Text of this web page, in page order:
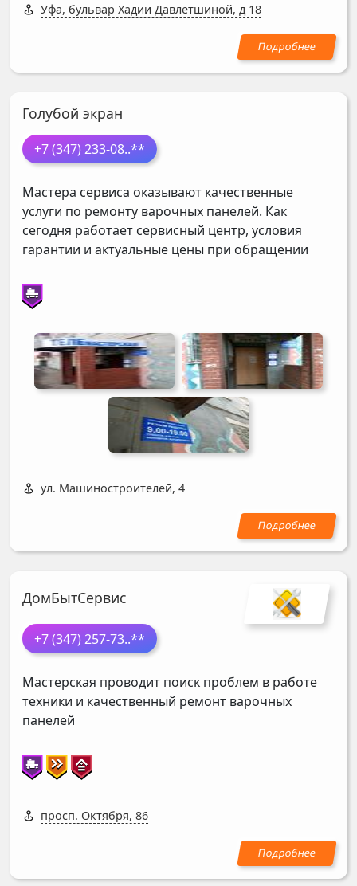
Уфа, бульвар Хадии Давлетшиной, д 18
Голубой экран
+7 (347) 233-08..**
Мастера сервиса оказывают качественные
услуги по ремонту варочных панелей. Как
сегодня работает сервисный центр, условия
гарантии и актуальные цены при обращении
ул. Машиностроителей, 4
ДомБытСервис
+7 (347) 257-73..**
Мастерская проводит поиск проблем в работе
техники и качественный ремонт варочных
панелей
просп. Октября, 86